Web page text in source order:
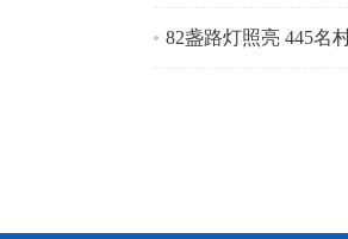
82盏路灯照亮 445名